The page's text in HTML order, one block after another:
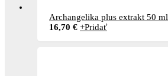
Archangelika plus extrakt 50 ml
16,70 € +Pridať